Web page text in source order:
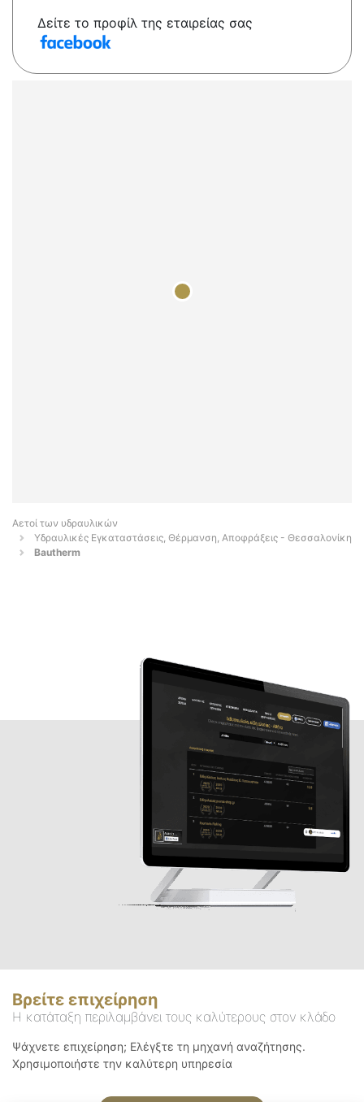
Δείτε το προφίλ της εταιρείας σας
Αετοί των υδραυλικών
Υδραυλικές Εγκαταστάσεις, Θέρμανση, Αποφράξεις - Θεσσαλονίκη
Bautherm
Βρείτε επιχείρηση
Η κατάταξη περιλαμβάνει τους καλύτερους στον κλάδο
Ψάχνετε επιχείρηση; Ελέγξτε τη μηχανή αναζήτησης.
Χρησιμοποιήστε την καλύτερη υπηρεσία